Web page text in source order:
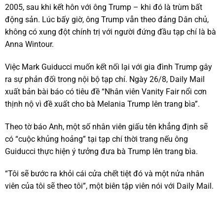
2005, sau khi kết hôn với ông Trump – khi đó là trùm bất
động sản. Lúc bấy giờ, ông Trump vẫn theo đảng Dân chủ,
không có xung đột chính trị với người đứng đầu tạp chí là bà
Anna Wintour.
Việc Mark Guiducci muốn kết nối lại với gia đình Trump gây
ra sự phản đối trong nội bộ tạp chí. Ngày 26/8, Daily Mail
xuất bản bài báo có tiêu đề “Nhân viên Vanity Fair nổi cơn
thịnh nộ vì đề xuất cho bà Melania Trump lên trang bìa”.
Theo tờ báo Anh, một số nhân viên giấu tên khẳng định sẽ
có “cuộc khủng hoảng” tại tạp chí thời trang nếu ông
Guiducci thực hiện ý tưởng đưa bà Trump lên trang bìa.
“Tôi sẽ bước ra khỏi cái cửa chết tiệt đó và một nửa nhân
viên của tôi sẽ theo tôi”, một biên tập viên nói với Daily Mail.